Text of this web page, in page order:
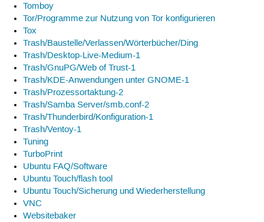
Tomboy
Tor/Programme zur Nutzung von Tor konfigurieren
Tox
Trash/Baustelle/Verlassen/Wörterbücher/Ding
Trash/Desktop-Live-Medium-1
Trash/GnuPG/Web of Trust-1
Trash/KDE-Anwendungen unter GNOME-1
Trash/Prozessortaktung-2
Trash/Samba Server/smb.conf-2
Trash/Thunderbird/Konfiguration-1
Trash/Ventoy-1
Tuning
TurboPrint
Ubuntu FAQ/Software
Ubuntu Touch/flash tool
Ubuntu Touch/Sicherung und Wiederherstellung
VNC
Websitebaker